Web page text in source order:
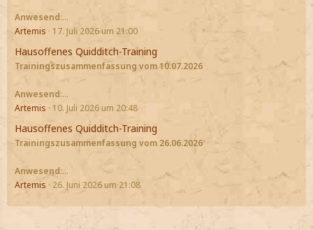
Anwesend:…
Artemis
17. Juli 2026 um 21:00
Hausoffenes Quidditch-Training
Trainingszusammenfassung vom 10.07.2026
Anwesend:…
Artemis
10. Juli 2026 um 20:48
Hausoffenes Quidditch-Training
Trainingszusammenfassung vom 26.06.2026
Anwesend:…
Artemis
26. Juni 2026 um 21:08